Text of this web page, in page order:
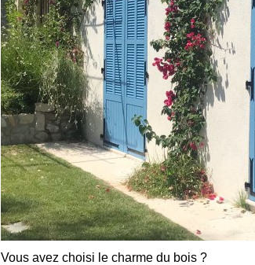
Vous avez choisi le charme du bois ?